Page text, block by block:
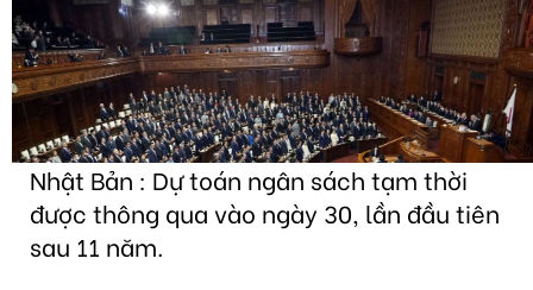
Nhật Bản : Dự toán ngân sách tạm thời
được thông qua vào ngày 30, lần đầu tiên
sau 11 năm.